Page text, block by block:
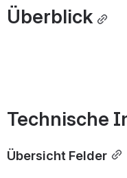
Überblick
Technische
Übersicht Felder